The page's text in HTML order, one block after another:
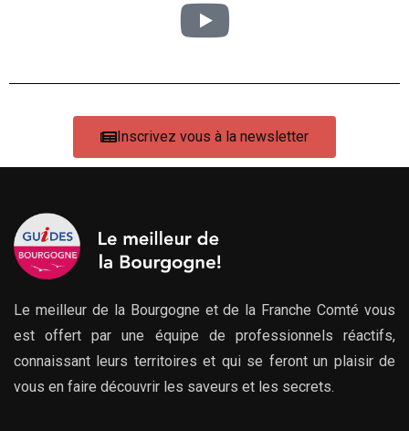
Inscrivez vous à la newsletter
Le meilleur de la Bourgogne et de la Franche Comté vous
est offert par une équipe de professionnels réactifs,
connaissant leurs territoires et qui se feront un plaisir de
vous en faire découvrir les saveurs et les secrets.